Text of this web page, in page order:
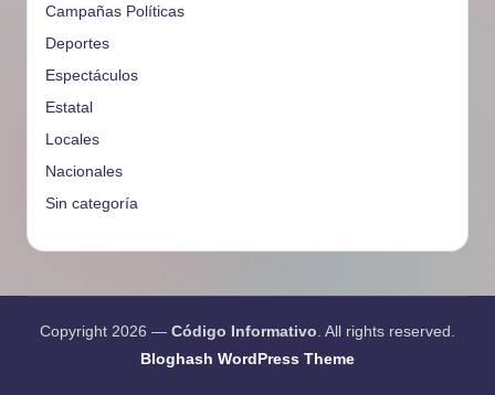
Campañas Políticas
Deportes
Espectáculos
Estatal
Locales
Nacionales
Sin categoría
Copyright 2026 — Código Informativo . All rights reserved.
Bloghash WordPress Theme